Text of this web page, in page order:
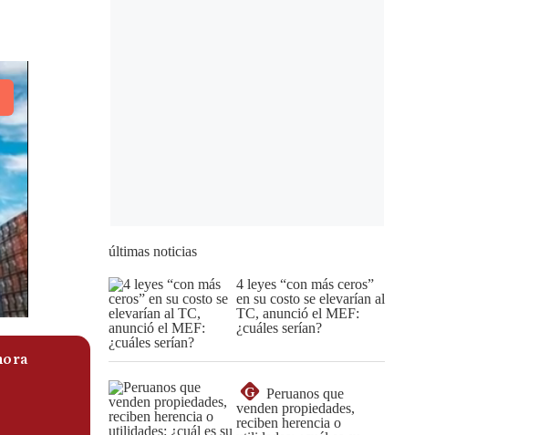
últimas noticias
4 leyes “con más ceros”
en su costo se elevarían al
TC, anunció el MEF:
¿cuáles serían?
G
Peruanos que
venden propiedades,
reciben herencia o